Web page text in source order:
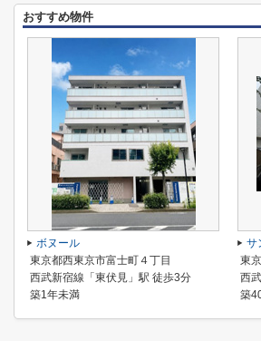
おすすめ物件
ボヌール
東京都西東京市富士町４丁目
西武新宿線「東伏見」駅 徒歩3分
築1年未満
サ
東
西
築